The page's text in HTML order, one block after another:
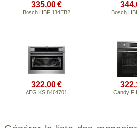
335,00 €
Bosch HBF 134EB2 Bosch
322,00 €
AEG KS 8404701 Candy